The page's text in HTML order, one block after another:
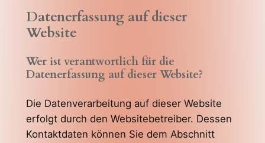
Datenerfassung auf dieser
Website
Wer ist verantwortlich für die
Datenerfassung auf dieser Website?
Die Datenverarbeitung auf dieser Website
erfolgt durch den Websitebetreiber. Dessen
Kontaktdaten können Sie dem Abschnitt